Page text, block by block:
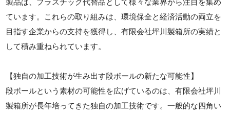
ています。これらの取り組みは、環境保全と経済活動の両立を
目指す企業からの支持を獲得し、有限会社坪川製箱所の実績と
して積み重ねられています。
【独自の加工技術が生み出す段ボールの新たな可能性】
段ボールという素材の可能性を広げているのは、有限会社坪川
製箱所が長年培ってきた独自の加工技術です。一般的な四角い